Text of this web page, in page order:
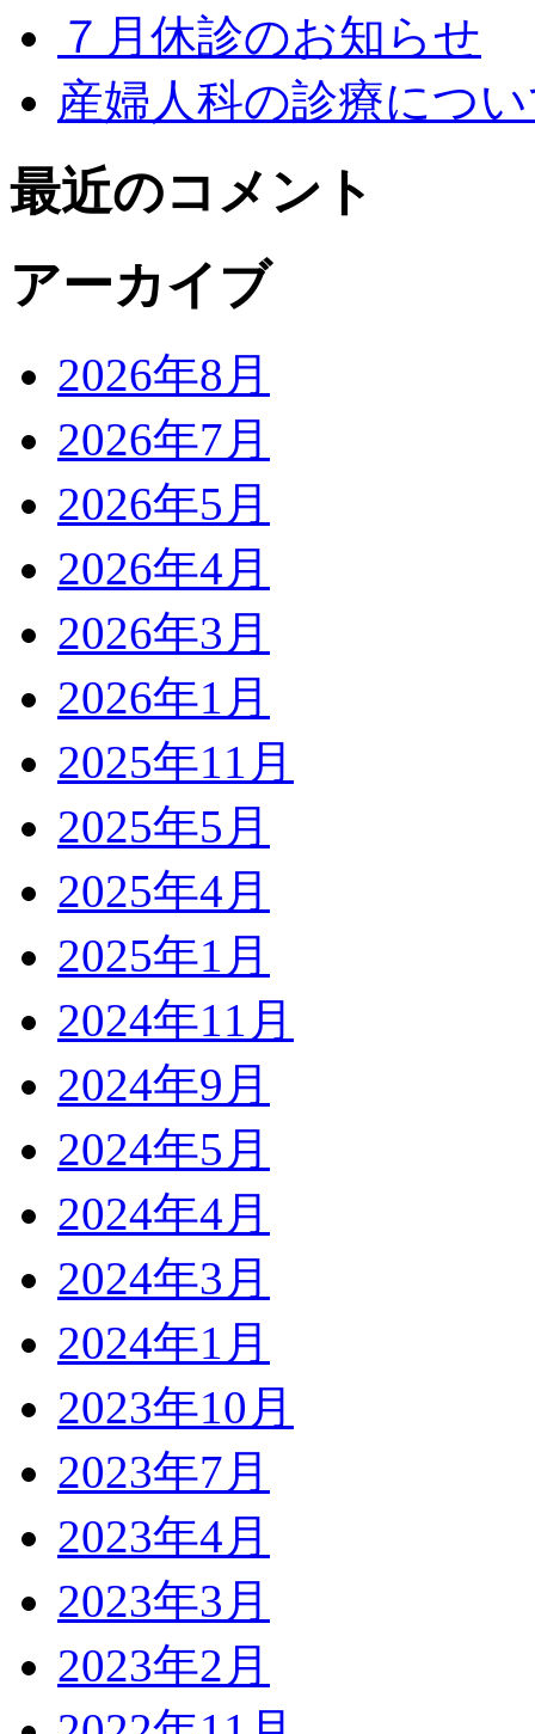
７月休診のお知らせ
産婦人科の診療につ
最近のコメント
アーカイブ
2026年8月
2026年7月
2026年5月
2026年4月
2026年3月
2026年1月
2025年11月
2025年5月
2025年4月
2025年1月
2024年11月
2024年9月
2024年5月
2024年4月
2024年3月
2024年1月
2023年10月
2023年7月
2023年4月
2023年3月
2023年2月